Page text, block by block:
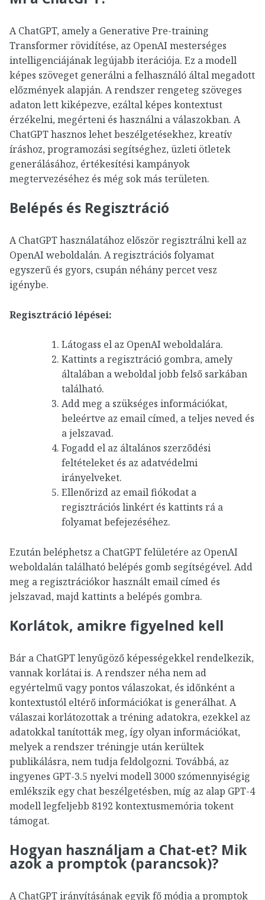
A ChatGPT, amely a Generative Pre-training
Transformer rövidítése, az OpenAI mesterséges
intelligenciájának legújabb iterációja. Ez a modell
képes szöveget generálni a felhasználó által megadott
előzmények alapján. A rendszer rengeteg szöveges
adaton lett kiképezve, ezáltal képes kontextust
érzékelni, megérteni és használni a válaszokban. A
ChatGPT hasznos lehet beszélgetésekhez, kreatív
íráshoz, programozási segítséghez, üzleti ötletek
generálásához, értékesítési kampányok
megtervezéséhez és még sok más területen.
Belépés és Regisztráció
A ChatGPT használatához először regisztrálni kell az
OpenAI weboldalán. A regisztrációs folyamat
egyszerű és gyors, csupán néhány percet vesz
igénybe.
Regisztráció lépései:
Látogass el az OpenAI weboldalára.
Kattints a regisztráció gombra, amely
általában a weboldal jobb felső sarkában
található.
Add meg a szükséges információkat,
beleértve az email címed, a teljes neved és
a jelszavad.
Fogadd el az általános szerződési
feltételeket és az adatvédelmi
irányelveket.
Ellenőrizd az email fiókodat a
regisztrációs linkért és kattints rá a
folyamat befejezéséhez.
Ezután beléphetsz a ChatGPT felületére az OpenAI
weboldalán található belépés gomb segítségével. Add
meg a regisztrációkor használt email címed és
jelszavad, majd kattints a belépés gombra.
Korlátok, amikre figyelned kell
Bár a ChatGPT lenyűgöző képességekkel rendelkezik,
vannak korlátai is. A rendszer néha nem ad
egyértelmű vagy pontos válaszokat, és időnként a
kontextustól eltérő információkat is generálhat. A
válaszai korlátozottak a tréning adatokra, ezekkel az
adatokkal tanították meg, így olyan információkat,
melyek a rendszer tréningje után kerültek
publikálásra, nem tudja feldolgozni. Továbbá, az
ingyenes GPT-3.5 nyelvi modell 3000 szómennyiségig
emlékszik egy chat beszélgetésben, míg az alap GPT-4
modell legfeljebb 8192 kontextusmemória tokent
támogat.
Hogyan használjam a Chat-et? Mik
azok a promptok (parancsok)?
A ChatGPT irányításának egyik fő módja a promptok